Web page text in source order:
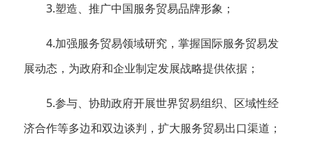
3.塑造、推广中国服务贸易品牌形象；
4.加强服务贸易领域研究，掌握国际服务贸易发
展动态，为政府和企业制定发展战略提供依据；
5.参与、协助政府开展世界贸易组织、区域性经
济合作等多边和双边谈判，扩大服务贸易出口渠道；